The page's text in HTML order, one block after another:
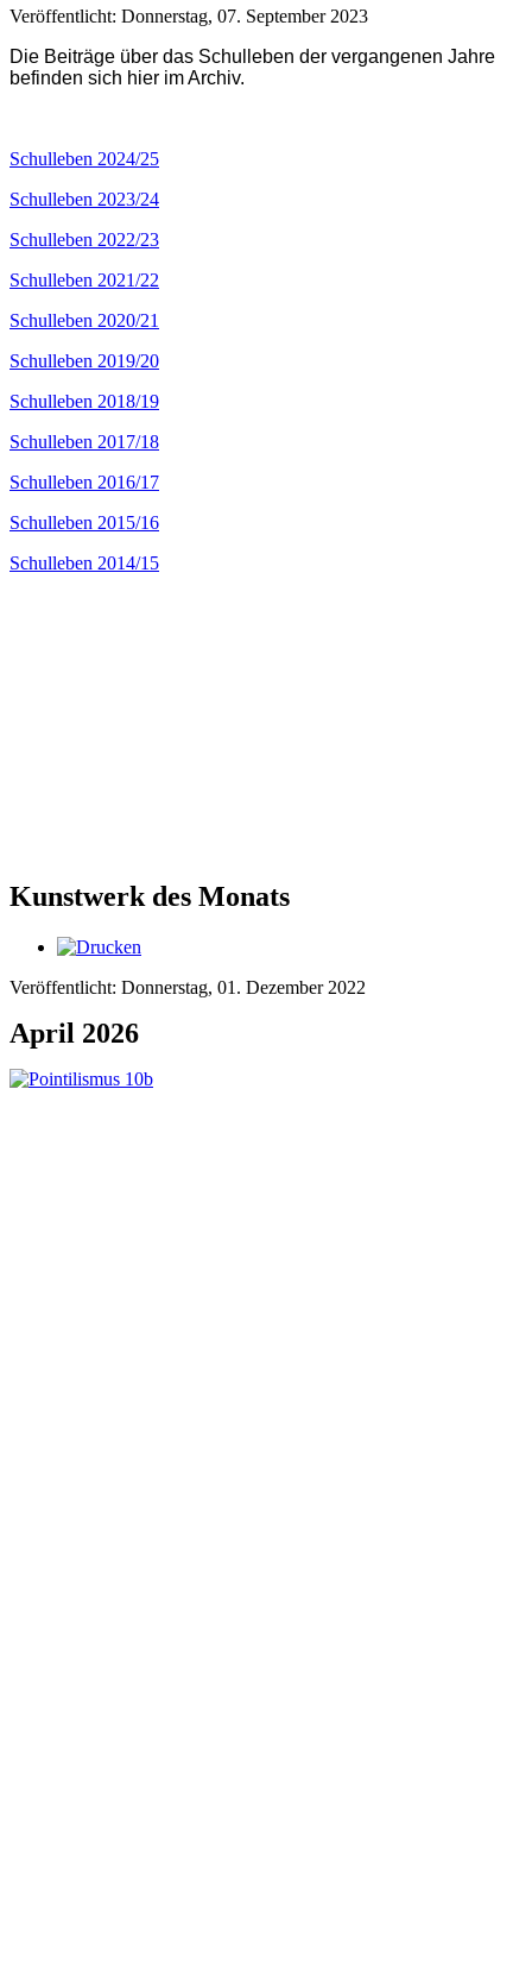
Veröffentlicht: Donnerstag, 07. September 2023
Die Beiträge über das Schulleben der vergangenen Jahre
befinden sich hier im Archiv.
Schulleben 2024/25
Schulleben 2023/24
Schulleben 2022/23
Schulleben 2021/22
Schulleben 2020/21
Schulleben 2019/20
Schulleben 2018/19
Schulleben 2017/18
Schulleben 2016/17
Schulleben 2015/16
Schulleben 2014/15
Kunstwerk des Monats
Veröffentlicht: Donnerstag, 01. Dezember 2022
April 2026